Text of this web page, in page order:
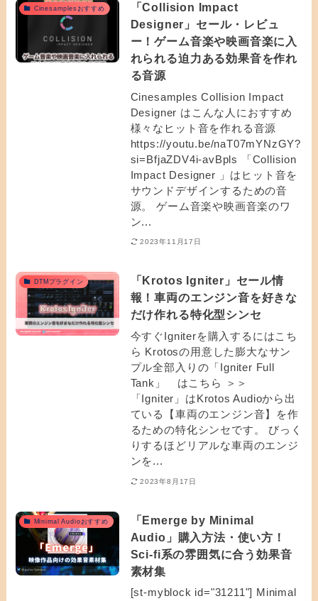
Cinesamplesおすすめ
「Collision Impact
Designer」セール・レビュ
ー！ゲーム音楽や映画音楽に入
れられる迫力ある効果音を作れ
る音源
Cinesamples Collision Impact
Designer はこんな人におすすめ
様々なヒット音を作れる音源
https://youtu.be/naT07mYNzGY?
si=BfjaZDV4i-avBpls 「Collision
Impact Designer 」はヒット音を
サウンドデザインするための音
源。 ゲーム音楽や映画音楽のワ
ン...
2023年11月17日
DTMプラグイン
「Krotos Igniter」セール情
報！車両のエンジン音を好きな
だけ作れる特化型シンセ
今すぐIgniterを購入するにはこち
ら Krotosの用意した膨大なサン
プル全部入りの「Igniter Full
Tank」 はこちら ＞＞
「Igniter」はKrotos Audioから出
ている【車両のエンジン音】を作
るための特化シンセです。 びっく
りするほどリアルな車両のエンジ
ンを...
2023年8月17日
Minimal Audioおすすめ
「Emerge by Minimal
Audio」購入方法・使い方！
Sci-fi系の雰囲気に合う効果音
素材集
[st-myblock id="31211"] Minimal